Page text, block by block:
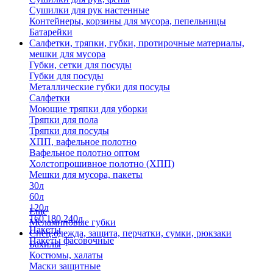
Сушилки для рук настенные
Контейнеры, корзины для мусора, пепельницы
Батарейки
Салфетки, тряпки, губки, протирочные материалы,
мешки для мусора
Губки, сетки для посуды
Губки для посуды
Металлические губки для посуды
Салфетки
Моющие тряпки для уборки
Тряпки для пола
Тряпки для посуды
ХПП, вафельное полотно
Вафельное полотно оптом
Холстопрошивное полотно (ХПП)
Мешки для мусора, пакеты
30л
60л
120л
160,180,240л
Пакеты
Пакеты фасовочные
Еще
Меламиновые губки
Спец.одежда, защита, перчатки, сумки, рюкзаки
Бахилы
Костюмы, халаты
Маски защитные